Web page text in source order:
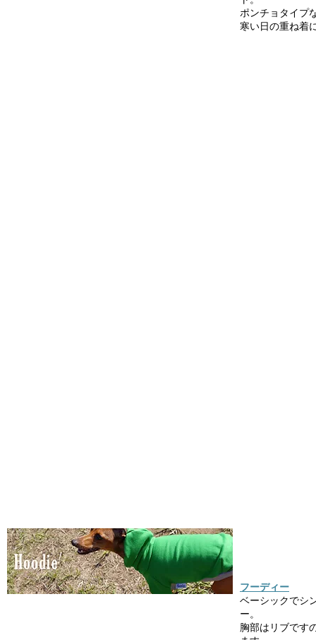
ポンチョタイプ
寒い日の重ね着
フーディー
ベーシックでシ
ー。
胸部はリブです